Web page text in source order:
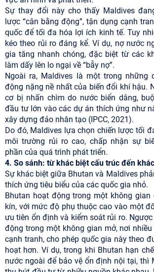
Sự thay đổi này cho thấy Maldives
lược “cân bằng động”, tận dụng cạnh
quốc để tối đa hóa lợi ích kinh tế. Tuy
kéo theo rủi ro đáng kể. Ví dụ, nợ nước
gia tăng nhanh chóng, đặc biệt từ các
làm dấy lên lo ngại về “bẫy nợ”.
Ngoài ra, Maldives là một trong những
động nặng nề nhất của biến đổi khí hậu.
cơ bị nhấn chìm do nước biển dâng,
đầu tư lớn vào các dự án thích ứng như
xây dựng đảo nhân tạo (IPCC, 2021).
Do đó, Maldives lựa chọn chiến lược tối
môi trường rủi ro cao, chấp nhận sự
phần của quá trình phát triển.
4. So sánh: từ khác biệt cấu trúc đến
Sự khác biệt giữa Bhutan và Maldives
thích ứng tiêu biểu của các quốc gia nhỏ.
Bhutan hoạt động trong một không
kín, với mức độ phụ thuộc cao vào một
ưu tiên ổn định và kiểm soát rủi ro.
động trong một không gian mở, nơi
cạnh tranh, cho phép quốc gia này theo
hoạt hơn. Ví dụ, trong khi Bhutan hạn
nước ngoài để bảo vệ ổn định nội tại, thì